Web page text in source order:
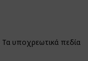
Τα υποχρεωτικά πεδία